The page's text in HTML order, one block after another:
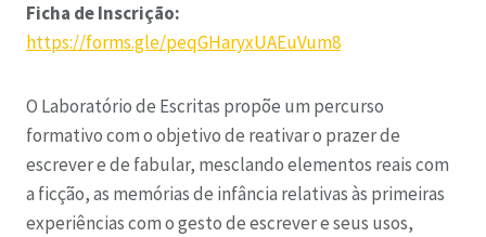
Ficha de Inscrição:
https://forms.gle/peqGHaryxUAEuVum8
O Laboratório de Escritas propõe um percurso
formativo com o objetivo de reativar o prazer de
escrever e de fabular, mesclando elementos reais com
a ficção, as memórias de infância relativas às primeiras
experiências com o gesto de escrever e seus usos,